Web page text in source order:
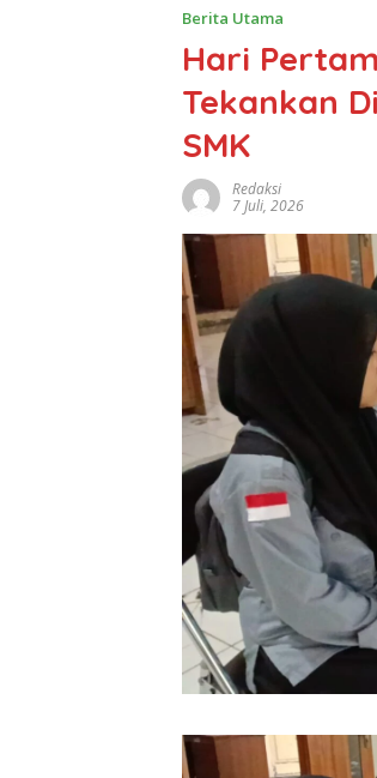
Berita Utama
Hari
Tekankan
SMK
Redaksi
7 Juli, 2026